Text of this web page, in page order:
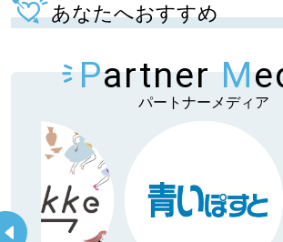
あなたへおすすめ
Partner M
パートナーメディア